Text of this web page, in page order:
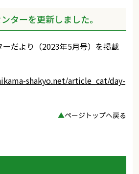
ターを更新しました。
だより（2023年5月号）を掲載
shakyo.net/article_cat/day-
▲ページトップへ戻る